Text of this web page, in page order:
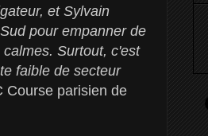
et Sylvain
pour empanner de
Surtout, c'est
faible de secteur
Course parisien de